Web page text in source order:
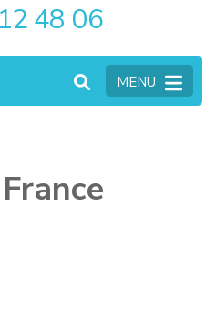
48 06
MENU